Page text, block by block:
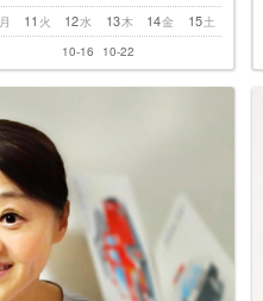
月 火
11 水
12 木
13 金
14 土
15
10-16 10-22